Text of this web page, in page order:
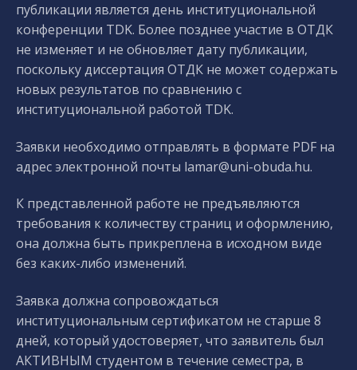
публикации является день институциональной
конференции TDK. Более позднее участие в ОТДК
не изменяет и не обновляет дату публикации,
поскольку диссертация ОТДК не может содержать
новых результатов по сравнению с
институциональной работой TDK.
Заявки необходимо отправлять в формате PDF на
адрес электронной почты lamar@uni-obuda.hu.
К представленной работе не предъявляются
требования к количеству страниц и оформлению,
она должна быть прикреплена в исходном виде
без каких-либо изменений.
Заявка должна сопровождаться
институциональным сертификатом не старше 8
дней, который удостоверяет, что заявитель был
АКТИВНЫМ студентом в течение семестра, в